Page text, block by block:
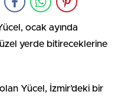
ocak ayında
yerde bitireceklerine
Yücel, İzmir’deki bir